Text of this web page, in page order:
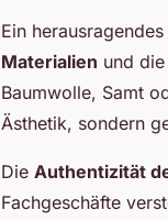
Ein
Materialien und
Baumwolle, Samt
Ästhetik, sondern
Die Authentizität
Fachgeschäfte